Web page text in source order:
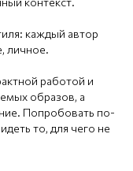
каждый автор
личное.
работой и
образов, а
Попробовать по-
то, для чего не